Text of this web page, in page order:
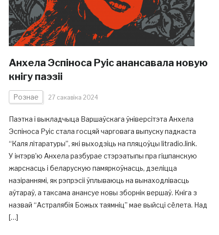
Анхела Эспіноса Руіс анансавала новую
кнігу паэзіі
Рознае 27 сакавіка 2024
Паэтка і выкладчыца Варшаўскага ўніверсітэта Анхела
Эспіноса Руіс стала госцяй чарговага выпуску падкаста
“Каля літаратуры”, які выходзіць на пляцоўцы litradio.link.
У інтэрв’ю Анхела разбурае стэрэатыпы пра гішпанскую
жарснасць і беларускую памяркоўнасць, дзеліцца
назіраннямі, як рэпрэсіі ўплываюць на вынаходлівасць
аўтараў, а таксама анансуе новы зборнік вершаў. Кніга з
назвай “Астралябія Божых таямніц” мае выйсці сёлета. Над
[…]